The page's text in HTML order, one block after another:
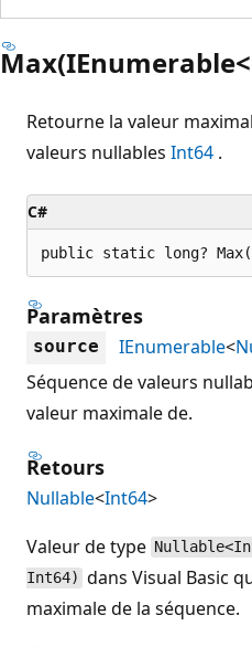
Retourne la valeur
valeurs nullables Int64 .
C#
public static long?
Paramètres
source IEnumerable<
Séquence de valeurs
valeur maximale de.
Retours
Nullable<Int64>
Valeur de type
Int64) dans Visual Basic
maximale de la séquence.